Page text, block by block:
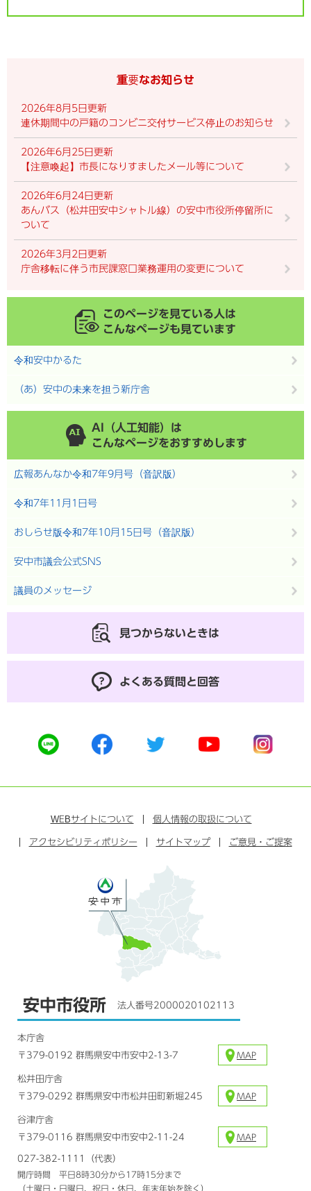
重要なお知らせ
2026年8月5日更新
連休期間中の戸籍のコンビニ交付サービス停止のお知らせ
2026年6月25日更新
【注意喚起】市長になりすましたメール等について
2026年6月24日更新
あんバス（松井田安中シャトル線）の安中市役所停留所に
ついて
2026年3月2日更新
庁舎移転に伴う市民課窓口業務運用の変更について
このページを見ている人は
こんなページも見ています
令和安中かるた
（あ）安中の未来を担う新庁舎
AI（人工知能）は
こんなページをおすすめします
広報あんなか令和7年9月号（音訳版）
令和7年11月1日号
おしらせ版令和7年10月15日号（音訳版）
安中市議会公式SNS
議員のメッセージ
見つからないときは
よくある質問と回答
公
式
イ
公
式
ェ
ス
ッ
公
式
イ
タ
公
ー
ュ
ブ
公
式
ン
ラ
WEBサイトについて 個人情報の取扱について
アクセシビリティポリシー サイトマップ ご意見・ご提案
安中市役所 法人番号2000020102113
本庁舎
〒379-0192 群馬県安中市安中2-13-7
MAP
松井田庁舎
〒379-0292 群馬県安中市松井田町新堀245
MAP
谷津庁舎
〒379-0116 群馬県安中市安中2-11-24
MAP
027-382-1111（代表）
開庁時間 平日8時30分から17時15分まで
（土曜日・日曜日、祝日・休日、年末年始を除く）